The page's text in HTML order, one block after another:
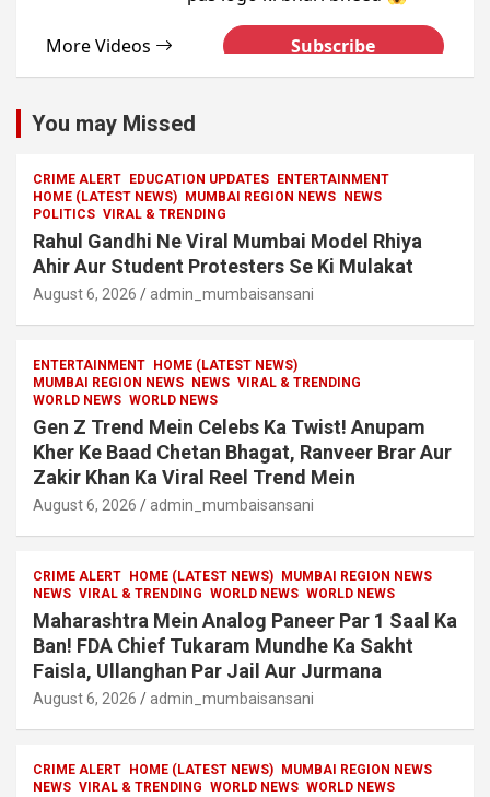
You may Missed
CRIME ALERT EDUCATION UPDATES ENTERTAINMENT
HOME (LATEST NEWS) MUMBAI REGION NEWS NEWS
POLITICS VIRAL & TRENDING
Rahul Gandhi Ne Viral Mumbai Model Rhiya
Ahir Aur Student Protesters Se Ki Mulakat
August 6, 2026 admin_mumbaisansani
ENTERTAINMENT HOME (LATEST NEWS)
MUMBAI REGION NEWS NEWS VIRAL & TRENDING
WORLD NEWS WORLD NEWS
Gen Z Trend Mein Celebs Ka Twist! Anupam
Kher Ke Baad Chetan Bhagat, Ranveer Brar Aur
Zakir Khan Ka Viral Reel Trend Mein
August 6, 2026 admin_mumbaisansani
CRIME ALERT HOME (LATEST NEWS) MUMBAI REGION NEWS
NEWS VIRAL & TRENDING WORLD NEWS WORLD NEWS
Maharashtra Mein Analog Paneer Par 1 Saal Ka
Ban! FDA Chief Tukaram Mundhe Ka Sakht
Faisla, Ullanghan Par Jail Aur Jurmana
August 6, 2026 admin_mumbaisansani
CRIME ALERT HOME (LATEST NEWS) MUMBAI REGION NEWS
NEWS VIRAL & TRENDING WORLD NEWS WORLD NEWS